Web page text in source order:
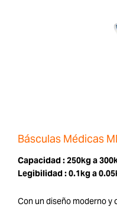
Básculas Médicas
Capacidad :250kg a
Legibilidad :0.1kg a
Con un diseño moderno